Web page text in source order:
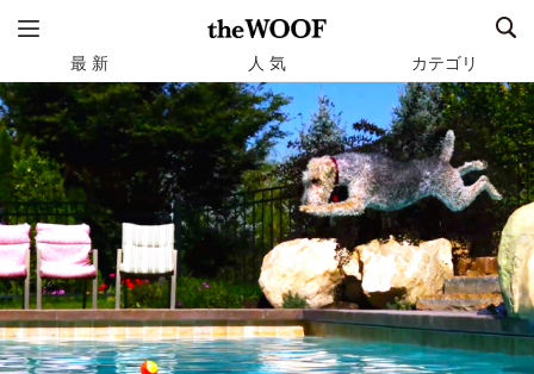
最 新 人 気 カテゴリ